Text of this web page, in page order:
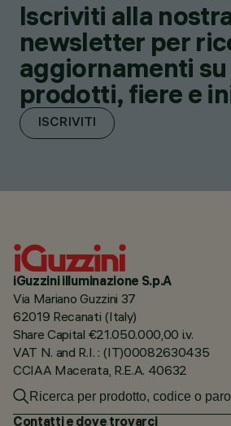
Iscriviti alla
newsletter per
aggiornamenti
prodotti, fiere e
ISCRIVITI
iGuzzini illuminazione S.p.A
Via Mariano Guzzini 37
62019 Recanati (Italy)
Share Capital €21.050.000,00 i.v.
VAT N. and R.I. : (IT)00082630435
CCIAA Macerata, R.E.A. 40632
Contatti e dove trovarci